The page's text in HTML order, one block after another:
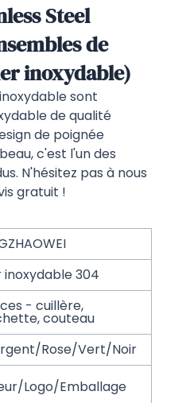
Steel
de
inoxydable)
sont
de qualité
de poignée
c'est l'un des
N'hésitez pas à nous
gratuit !
inoxydable 304
- cuillère,
couteau
Rose/Vert/Noir
Logo/Emballage